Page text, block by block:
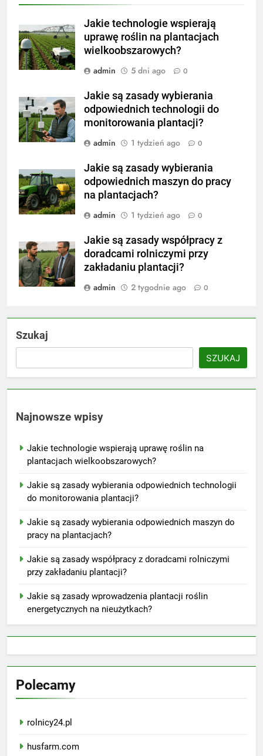
Jakie technologie wspierają
uprawę roślin na plantacjach
wielkoobszarowych?
admin
5 dni ago 0
Jakie są zasady wybierania
odpowiednich technologii do
monitorowania plantacji?
admin
1 tydzień ago 0
Jakie są zasady wybierania
odpowiednich maszyn do pracy
na plantacjach?
admin
1 tydzień ago 0
Jakie są zasady współpracy z
doradcami rolniczymi przy
zakładaniu plantacji?
admin
2 tygodnie ago 0
Szukaj
SZUKAJ
Najnowsze wpisy
Jakie technologie wspierają uprawę roślin na
plantacjach wielkoobszarowych?
Jakie są zasady wybierania odpowiednich technologii
do monitorowania plantacji?
Jakie są zasady wybierania odpowiednich maszyn do
pracy na plantacjach?
Jakie są zasady współpracy z doradcami rolniczymi
przy zakładaniu plantacji?
Jakie są zasady wprowadzenia plantacji roślin
energetycznych na nieużytkach?
Polecamy
rolnicy24.pl
husfarm.com